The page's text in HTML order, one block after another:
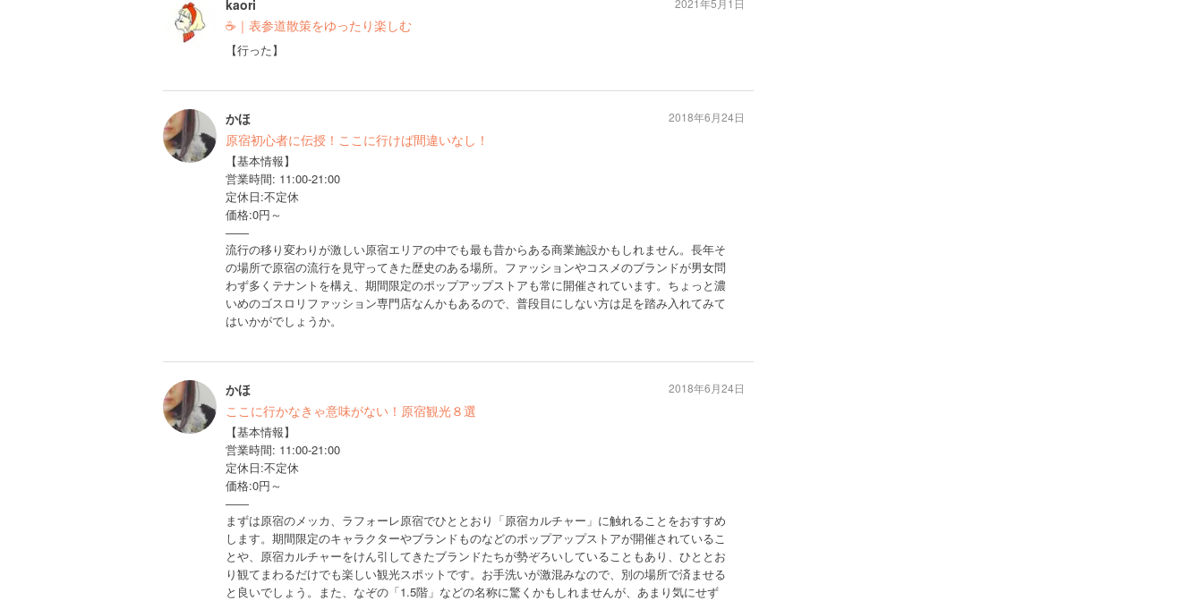
kaori
☕️｜表参道散策をゆったり楽しむ
【行った】
2021年5月1日
かほ
原宿初心者に伝授！ここに行けば間違いなし！
【基本情報】
営業時間: 11:00-21:00
定休日:不定休
価格:0円～
――
流行の移り変わりが激しい原宿エリアの中でも最も昔からある商業施設かもしれません。長年そ
の場所で原宿の流行を見守ってきた歴史のある場所。ファッションやコスメのブランドが男女問
わず多くテナントを構え、期間限定のポップアップストアも常に開催されています。ちょっと濃
いめのゴスロリファッション専門店なんかもあるので、普段目にしない方は足を踏み入れてみて
はいかがでしょうか。
2018年6月24日
かほ
ここに行かなきゃ意味がない！原宿観光８選
【基本情報】
営業時間: 11:00-21:00
定休日:不定休
価格:0円～
――
まずは原宿のメッカ、ラフォーレ原宿でひととおり「原宿カルチャー」に触れることをおすすめ
します。期間限定のキャラクターやブランドものなどのポップアップストアが開催されているこ
とや、原宿カルチャーをけん引してきたブランドたちが勢ぞろいしていることもあり、ひととお
り観てまわるだけでも楽しい観光スポットです。お手洗いが激混みなので、別の場所で済ませる
と良いでしょう。また、なぞの「1.5階」などの名称に驚くかもしれませんが、あまり気にせず
2018年6月24日